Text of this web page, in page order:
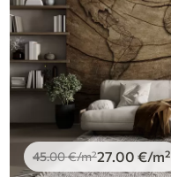
45.00€/m²27.00 €/m²